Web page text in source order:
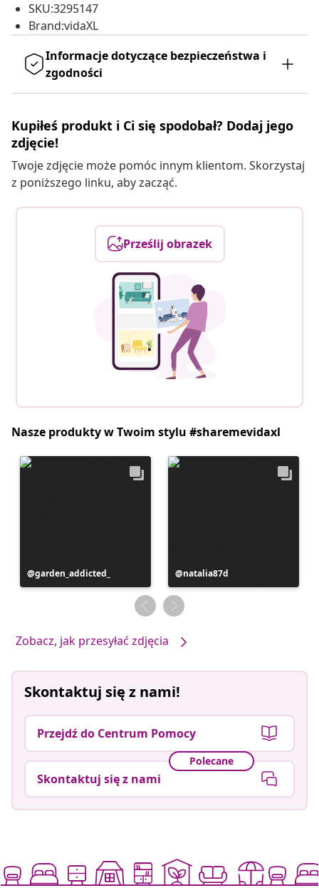
SKU:3295147
Brand:vidaXL
Informacje dotyczące bezpieczeństwa i
zgodności
Kupiłeś produkt i Ci się spodobał? Dodaj jego
zdjęcie!
Twoje zdjęcie może pomóc innym klientom. Skorzystaj
z poniższego linku, aby zacząć.
Prześlij obrazek
Nasze produkty w Twoim stylu #sharemevidaxl
Post
opublikowany
garden_addicted_
Post
opublikowany
przez
natalia87d
Zobacz, jak przesyłać zdjęcia
Skontaktuj się z nami!
Przejdź do Centrum Pomocy
Polecane
Skontaktuj się z nami